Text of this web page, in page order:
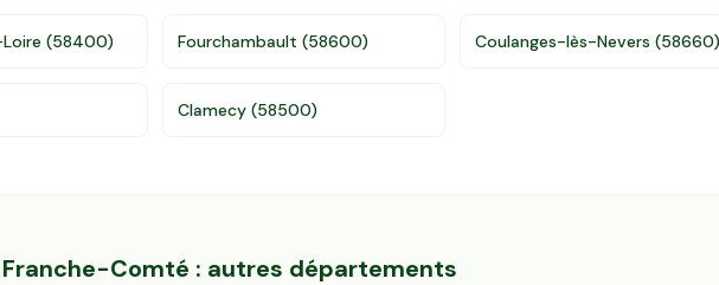
(58400) Fourchambault (58600) Coulanges-lès-Nevers (58660)
Clamecy (58500)
Comté : autres départements